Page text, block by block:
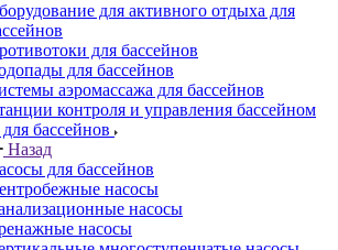
для активного отдыха для
для бассейнов
для бассейнов
аэромассажа для бассейнов
контроля и управления бассейном
бассейнов
Назад
для бассейнов
насосы
насосы
насосы